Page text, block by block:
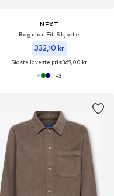
NEXT
Regular Fit Skjorte
332,10 kr
Sidste laveste pris:369,00 kr
+3